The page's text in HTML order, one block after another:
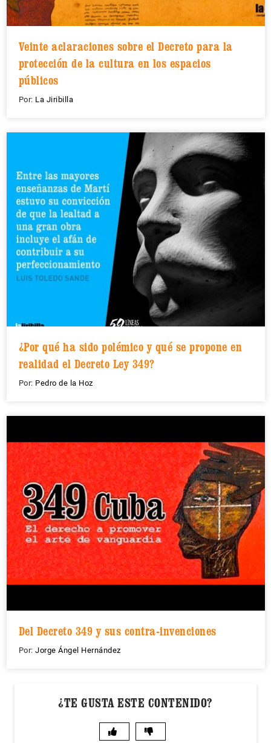
Veinte aclaraciones sobre el Decreto para la
protección de la cultura en los espacios
públicos
Por: La Jiribilla
¿Por qué ha sido polémico y qué se propone en
realidad el Decreto Ley 349?
Por: Pedro de la Hoz
Del Decreto 349 y sus contra-invenciones
Por: Jorge Ángel Hernández
¿TE GUSTA ESTE CONTENIDO?